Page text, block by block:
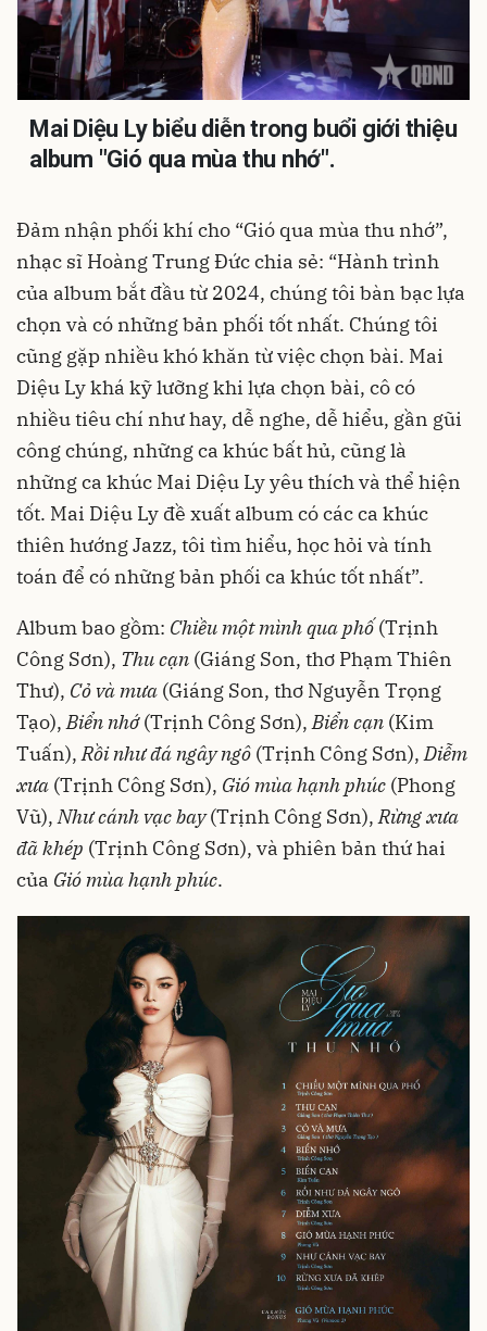
Mai Diệu Ly biểu diễn trong buổi giới thiệu
album "Gió qua mùa thu nhớ".
Đảm nhận phối khí cho “Gió qua mùa thu nhớ”,
nhạc sĩ Hoàng Trung Đức chia sẻ: “Hành trình
của album bắt đầu từ 2024, chúng tôi bàn bạc lựa
chọn và có những bản phối tốt nhất. Chúng tôi
cũng gặp nhiều khó khăn từ việc chọn bài. Mai
Diệu Ly khá kỹ lưỡng khi lựa chọn bài, cô có
nhiều tiêu chí như hay, dễ nghe, dễ hiểu, gần gũi
công chúng, những ca khúc bất hủ, cũng là
những ca khúc Mai Diệu Ly yêu thích và thể hiện
tốt. Mai Diệu Ly đề xuất album có các ca khúc
thiên hướng Jazz, tôi tìm hiểu, học hỏi và tính
toán để có những bản phối ca khúc tốt nhất”.
Album bao gồm: Chiều một mình qua phố(Trịnh
Công Sơn), Thu cạn (Giáng Son, thơ Phạm Thiên
Thư), Cỏ và mưa (Giáng Son, thơ Nguyễn Trọng
Tạo),Biển nhớ(Trịnh Công Sơn),Biển cạn (Kim
Tuấn),Rồi như đá ngây ngô (Trịnh Công Sơn),Diễm
xưa (Trịnh Công Sơn), Gió mùa hạnh phúc (Phong
Vũ),Như cánh vạc bay(Trịnh Công Sơn),Rừng xưa
đã khép (Trịnh Công Sơn), và phiên bản thứ hai
của Gió mùa hạnh phúc.